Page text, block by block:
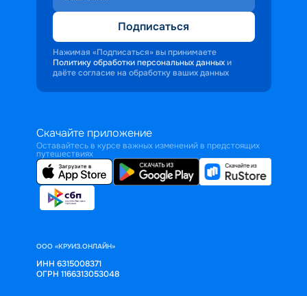
Подписаться
Нажимая «Подписаться» вы принимаете
Политику обработки персональных данных и
даёте согласие на обработку ваших данных
Скачайте приложение
Оставайтесь в курсе важных изменений в предстоящих
путешествиях
ООО «КРУИЗ.ОНЛАЙН»
ИНН 6315008371
ОГРН 1166313053048